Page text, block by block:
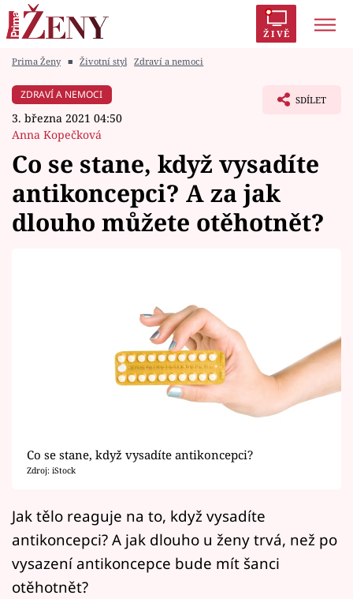
ŽIVĚ
Módní alarm
Zrádci
Témata
Celebrity
Pořady
Mámy sobě
Přihlášení
Prima Ženy ■ Životní styl Zdraví a nemoci
ZDRAVÍ A NEMOCI
3. března 2021 04:50
Anna Kopečková
SDÍLET
Co se stane, když vysadíte
antikoncepci? A za jak
dlouho můžete otěhotnět?
Co se stane, když vysadíte antikoncepci?
Zdroj: iStock
Jak tělo reaguje na to, když vysadíte
antikoncepci? A jak dlouho u ženy trvá, než po
vysazení antikoncepce bude mít šanci
otěhotnět?